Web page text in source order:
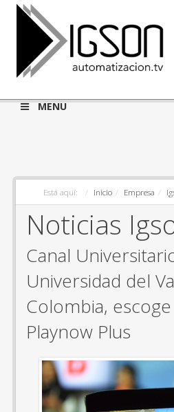
MENU
Está aquí: Inicio Empresa
Noticias
Canal
Universidad del
Colombia,
Playnow Plus